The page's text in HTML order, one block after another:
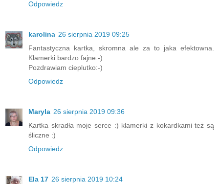
Odpowiedz
karolina 26 sierpnia 2019 09:25
Fantastyczna kartka, skromna ale za to jaka efektowna.
Klamerki bardzo fajne:-)
Pozdrawiam cieplutko:-)
Odpowiedz
Maryla 26 sierpnia 2019 09:36
Kartka skradła moje serce :) klamerki z kokardkami też są
śliczne :)
Odpowiedz
Ela 17 26 sierpnia 2019 10:24